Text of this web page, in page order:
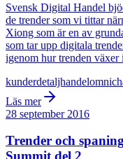
Svensk Digital Handel
de trender som vi tittar
Xiong som är en av
som tar upp digitala
igenom hur trenden
kunderdetaljhandel
Läs mer
28 september 2016
Trender och